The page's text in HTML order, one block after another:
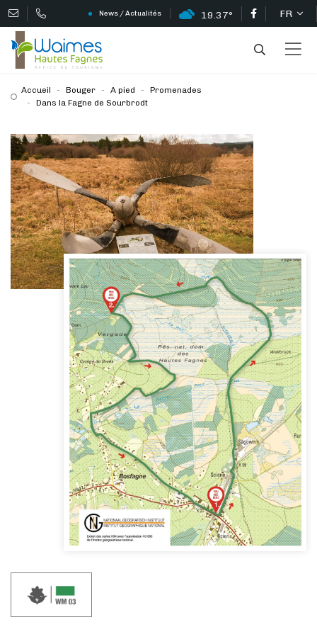
News / Actualités 19.37° FR
Accueil Bouger A pied
Promenades
Dans la Fagne de Sourbrodt